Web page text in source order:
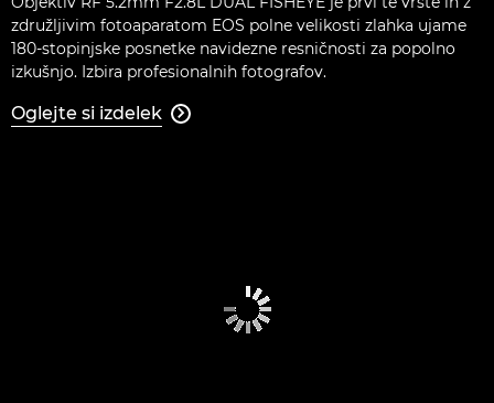
združljivim fotoaparatom EOS polne velikosti zlahka ujame
180-stopinjske posnetke navidezne resničnosti za popolno
izkušnjo. Izbira profesionalnih fotografov.
Oglejte si izdelek 